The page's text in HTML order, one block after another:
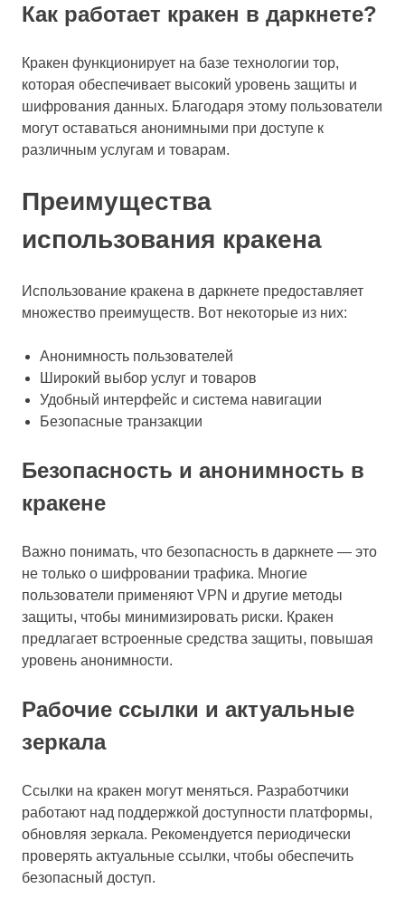
Как работает кракен в даркнете?
Кракен функционирует на базе технологии тор,
которая обеспечивает высокий уровень защиты и
шифрования данных. Благодаря этому пользователи
могут оставаться анонимными при доступе к
различным услугам и товарам.
Преимущества
использования кракена
Использование кракена в даркнете предоставляет
множество преимуществ. Вот некоторые из них:
Анонимность пользователей
Широкий выбор услуг и товаров
Удобный интерфейс и система навигации
Безопасные транзакции
Безопасность и анонимность в
кракене
Важно понимать, что безопасность в даркнете — это
не только о шифровании трафика. Многие
пользователи применяют VPN и другие методы
защиты, чтобы минимизировать риски. Кракен
предлагает встроенные средства защиты, повышая
уровень анонимности.
Рабочие ссылки и актуальные
зеркала
Ссылки на кракен могут меняться. Разработчики
работают над поддержкой доступности платформы,
обновляя зеркала. Рекомендуется периодически
проверять актуальные ссылки, чтобы обеспечить
безопасный доступ.